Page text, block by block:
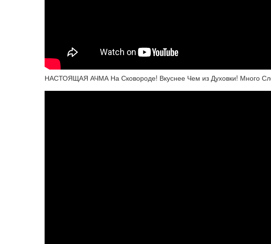
НАСТОЯЩАЯ АЧМА На Сковороде! Вкуснее Чем из Духовки! Много